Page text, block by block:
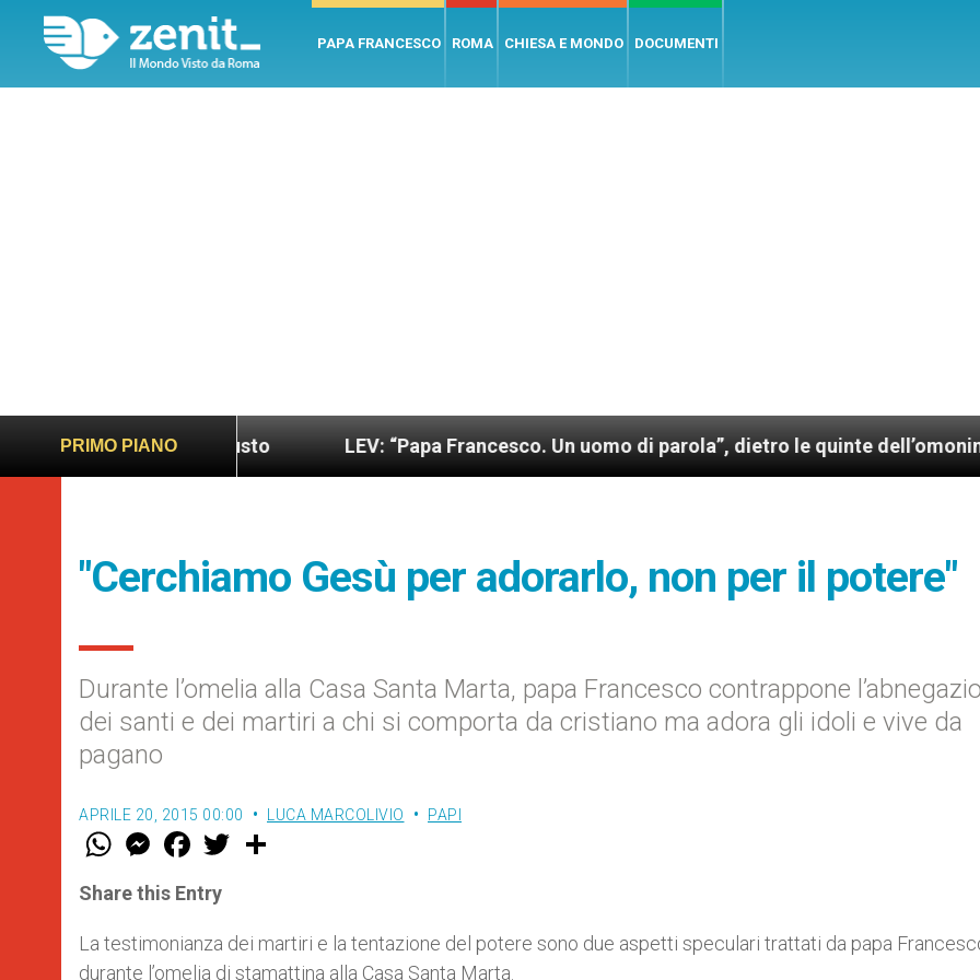
PAPA FRANCESCO ROMA CHIESA E MONDO DOCUMENTI
PRIMO PIANO
sano e giusto LEV: “Papa Francesco. Un uomo di parola”, dietro le quinte dell’omonimo film di
"Cerchiamo Gesù per adorarlo, non per il potere"
Durante l’omelia alla Casa Santa Marta, papa Francesco contrappone
dei santi e dei martiri a chi si comporta da cristiano ma adora gli idoli e vive da
pagano
APRILE 20, 2015 00:00 LUCA MARCOLIVIO PAPI
W
t
s
p
p
M
e
s
e
g
e
r
F
a
e
b
o
k
w
r
Share this Entry
La testimonianza dei martiri e la tentazione del potere sono due aspetti speculari trattati da papa
durante l’omelia di stamattina alla Casa Santa Marta.